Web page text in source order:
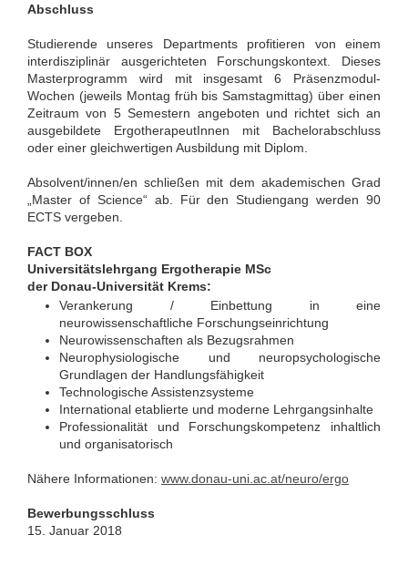
Abschluss
Studierende unseres Departments profitieren von einem
interdisziplinär ausgerichteten Forschungskontext. Dieses
Masterprogramm wird mit insgesamt 6 Präsenzmodul-
Wochen (jeweils Montag früh bis Samstagmittag) über einen
Zeitraum von 5 Semestern angeboten und richtet sich an
ausgebildete ErgotherapeutInnen mit Bachelorabschluss
oder einer gleichwertigen Ausbildung mit Diplom.
Absolvent/innen/en schließen mit dem akademischen Grad
„Master of Science“ ab. Für den Studiengang werden 90
ECTS vergeben.
FACT BOX
Universitätslehrgang Ergotherapie MSc
der Donau-Universität Krems:
Verankerung / Einbettung in eine
neurowissenschaftliche Forschungseinrichtung
Neurowissenschaften als Bezugsrahmen
Neurophysiologische und neuropsychologische
Grundlagen der Handlungsfähigkeit
Technologische Assistenzsysteme
International etablierte und moderne Lehrgangsinhalte
Professionalität und Forschungskompetenz inhaltlich
und organisatorisch
Nähere Informationen: www.donau-uni.ac.at/neuro/ergo
Bewerbungsschluss
15. Januar 2018